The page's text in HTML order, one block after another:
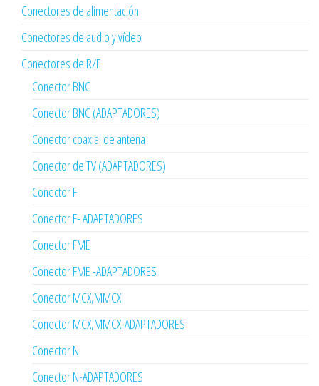
Conectores de alimentación
Conectores de audio y vídeo
Conectores de R/F
Conector BNC
Conector BNC (ADAPTADORES)
Conector coaxial de antena
Conector de TV (ADAPTADORES)
Conector F
Conector F- ADAPTADORES
Conector FME
Conector FME -ADAPTADORES
Conector MCX,MMCX
Conector MCX,MMCX-ADAPTADORES
Conector N
Conector N-ADAPTADORES